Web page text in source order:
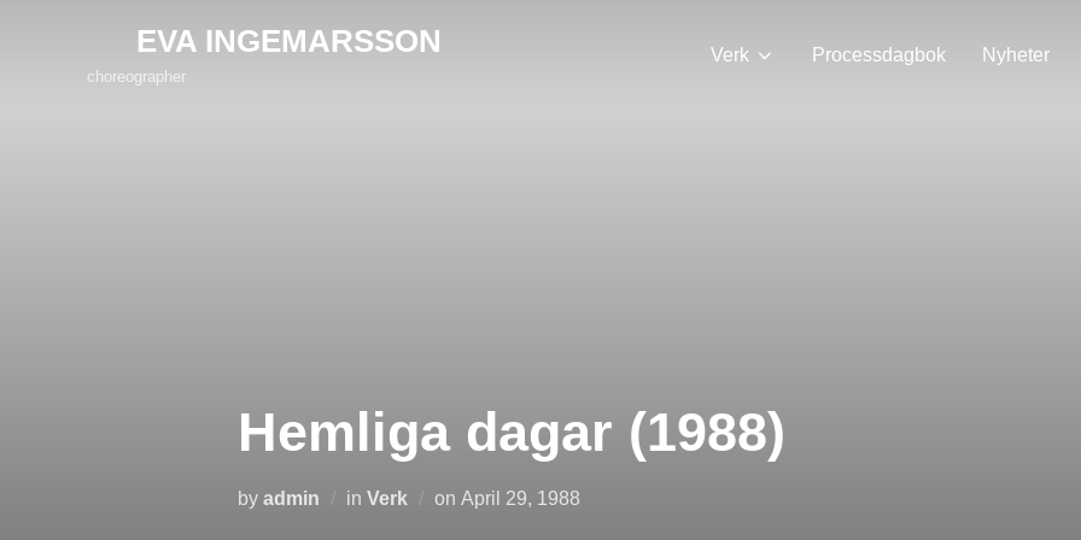
EVA INGEMARSSON
choreographer
Verk Processdagbok Nyheter
Hemliga dagar (1988)
by admin in Verk on Posted
April 29, 1988